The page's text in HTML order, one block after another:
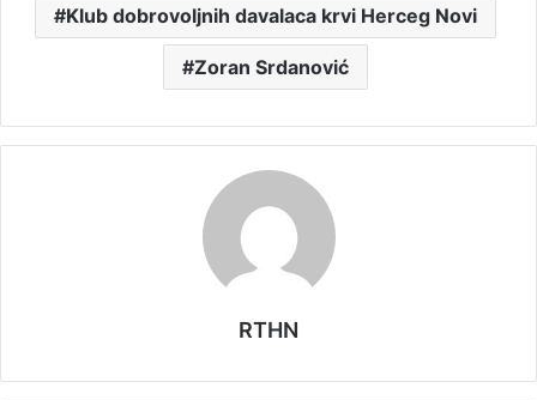
Klub dobrovoljnih davalaca krvi Herceg Novi
Zoran Srdanović
RTHN